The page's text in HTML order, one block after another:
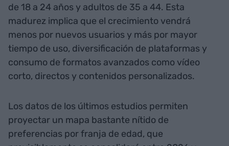
de 18 a 24 años y adultos de 35 a 44. Esta
madurez implica que el crecimiento vendrá
menos por nuevos usuarios y más por mayor
tiempo de uso, diversificación de plataformas y
consumo de formatos avanzados como vídeo
corto, directos y contenidos personalizados.
Los datos de los últimos estudios permiten
proyectar un mapa bastante nítido de
preferencias por franja de edad, que